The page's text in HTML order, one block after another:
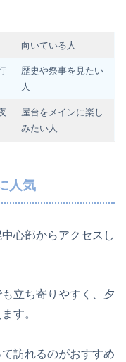
向いている人
歴史や祭事を見たい
人
屋台をメインに楽し
みたい人
人気
心部からアクセスし
立ち寄りやすく、夕
す。
訪れるのがおすすめ